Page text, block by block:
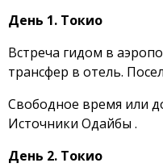
День 1. Токио
Встреча гидом в
трансфер в отель.
Свободное время или
Источники Одайбы .
День 2. Токио